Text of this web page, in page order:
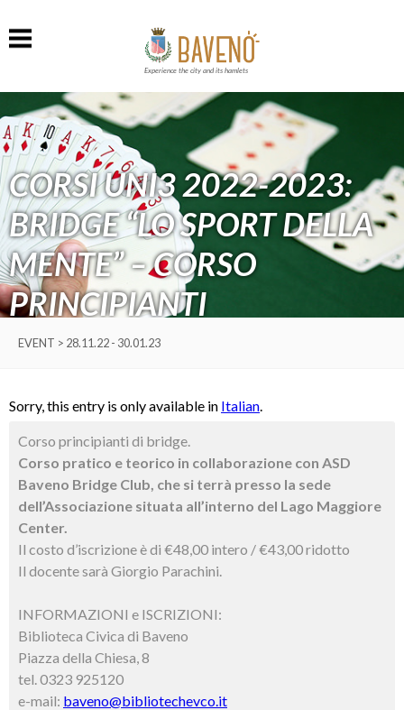
Experience the city and its hamlets
CORSI UNI3 2022-2023:
BRIDGE “LO SPORT DELLA
MENTE” – CORSO
PRINCIPIANTI
EVENT > 28.11.22 - 30.01.23
Sorry, this entry is only available in Italian.
Corso principianti di bridge.
Corso pratico e teorico in collaborazione con ASD
Baveno Bridge Club, che si terrà presso la sede
dell’Associazione situata all’interno del Lago Maggiore
Center.
Il costo d’iscrizione è di €48,00 intero / €43,00 ridotto
Il docente sarà Giorgio Parachini.
INFORMAZIONI e ISCRIZIONI:
Biblioteca Civica di Baveno
Piazza della Chiesa, 8
tel. 0323 925120
e-mail: baveno@bibliotechevco.it